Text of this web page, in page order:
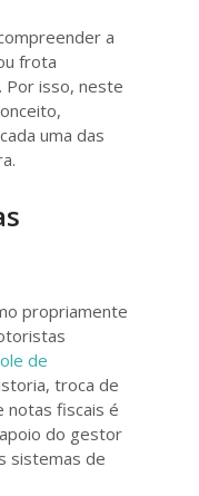
a
frota
Por isso, neste
uma das
propriamente
de
troca de
notas fiscais é
do gestor
sistemas de